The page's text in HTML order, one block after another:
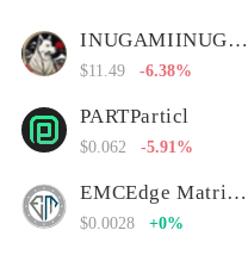
INUGAMIINUGAMI币
$11.49 -6.38%
PARTParticl
$0.062 -5.91%
EMCEdge Matrix Chain
$0.0028 +0%